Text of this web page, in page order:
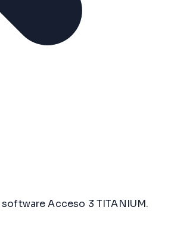
Acceso 3 TITANIUM.